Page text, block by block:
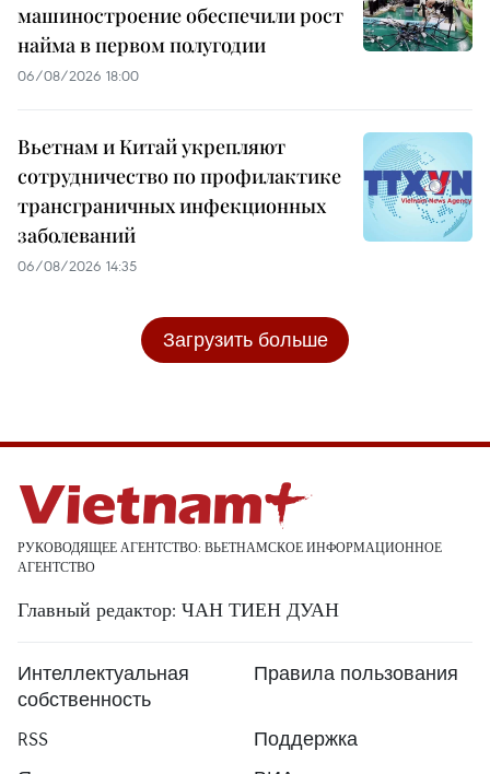
машиностроение обеспечили рост
найма в первом полугодии
06/08/2026 18:00
Вьетнам и Китай укрепляют
сотрудничество по профилактике
трансграничных инфекционных
заболеваний
06/08/2026 14:35
Загрузить больше
РУКОВОДЯЩЕЕ АГЕНТСТВО: ВЬЕТНАМСКОЕ ИНФОРМАЦИОННОЕ
АГЕНТСТВО
Главный редактор: ЧАН ТИЕН ДУАН
Интеллектуальная
собственность
Правила пользования
RSS
Поддержка